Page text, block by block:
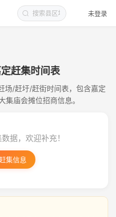
未登录
赶集时间表
场/赶圩/赶街时间表，包含嘉定
集庙会摊位招商信息。
据，欢迎补充！
集信息